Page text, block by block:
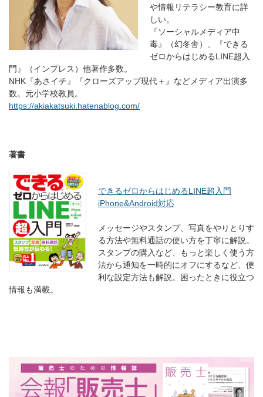
や情報リテラシー教育に詳
しい。
『ソーシャルメディア中
毒』（幻冬舎）、『できる
ゼロからはじめるLINE超入
門』（インプレス）他著作多数。
NHK『あさイチ』『クローズアップ現代＋』などメディア出演多
数。元小学校教員。
https://akiakatsuki.hatenablog.com/
著書
できるゼロからはじめるLINE超入門
iPhone&Android対応
メッセージやスタンプ、写真をやりとりす
る方法や無料通話の使い方を丁寧に解説。
スタンプの購入など、もっと楽しく使う方
法から通知を一時的にオフにするなど、便
利な設定方法も解説。困ったときに役立つ
情報も満載。